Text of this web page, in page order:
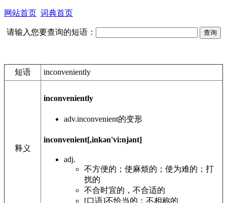
网站首页 词典首页
请输入您要查询的短语：
短语 inconveniently
释义
inconveniently
adv.inconvenient的变形
inconvenient[,inkən'vi:njənt]
adj.
不方便的；使麻烦的；使为难的；打
扰的
不合时宜的，不合适的
[口语]不恰当的；不相称的